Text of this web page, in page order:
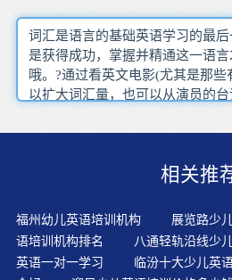
词汇是语言的基础英语学习的最
是获得成功，掌握并精通这一语
哦。?通过看英文电影(尤其是那
以扩大词汇量，也可以从演员的
地接受英语，这既符合幼儿的心
不断加大，英语的学习兴趣都不
持，孩子才有可能到达胜利的终
学习是有计划、有体系的。在纯
自然习得英语，这对培养学生英
培养学生的英语语感至关重要。
相关推
福州幼儿英语培训机构 展览路少
语培训机构排名
八通轻轨沿线少
英语一对一学习
临汾十大少儿英